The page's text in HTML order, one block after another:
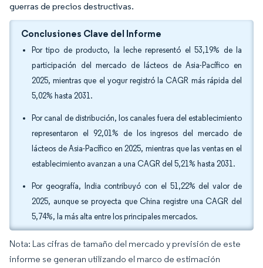
guerras de precios destructivas.
Conclusiones Clave del Informe
Por tipo de producto, la leche representó el 53,19% de la
participación del mercado de lácteos de Asia-Pacífico en
2025, mientras que el yogur registró la CAGR más rápida del
5,02% hasta 2031.
Por canal de distribución, los canales fuera del establecimiento
representaron el 92,01% de los ingresos del mercado de
lácteos de Asia-Pacífico en 2025, mientras que las ventas en el
establecimiento avanzan a una CAGR del 5,21% hasta 2031.
Por geografía, India contribuyó con el 51,22% del valor de
2025, aunque se proyecta que China registre una CAGR del
5,74%, la más alta entre los principales mercados.
Nota: Las cifras de tamaño del mercado y previsión de este
informe se generan utilizando el marco de estimación